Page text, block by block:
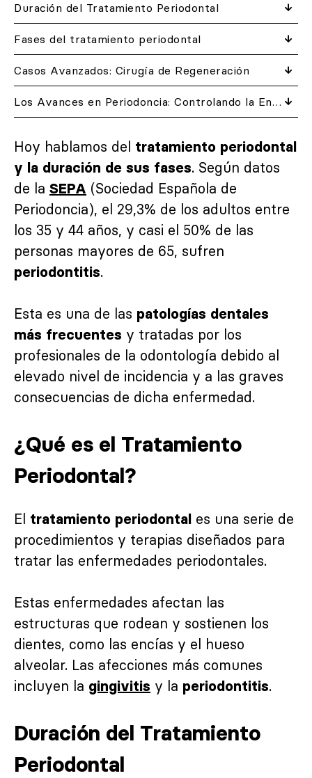
Duración del Tratamiento Periodontal
Fases del tratamiento periodontal
Casos Avanzados: Cirugía de Regeneración
Los Avances en Periodoncia: Controlando la Enfermedad Periodontal
Hoy hablamos del tratamiento periodontal
y la duración de sus fases. Según datos
de la SEPA (Sociedad Española de
Periodoncia), el 29,3% de los adultos entre
los 35 y 44 años, y casi el 50% de las
personas mayores de 65, sufren
periodontitis.
Esta es una de las patologías dentales
más frecuentes y tratadas por los
profesionales de la odontología debido al
elevado nivel de incidencia y a las graves
consecuencias de dicha enfermedad.
¿Qué es el Tratamiento
Periodontal?
El tratamiento periodontal es una serie de
procedimientos y terapias diseñados para
tratar las enfermedades periodontales.
Estas enfermedades afectan las
estructuras que rodean y sostienen los
dientes, como las encías y el hueso
alveolar. Las afecciones más comunes
incluyen la gingivitis y la periodontitis.
Duración del Tratamiento
Periodontal